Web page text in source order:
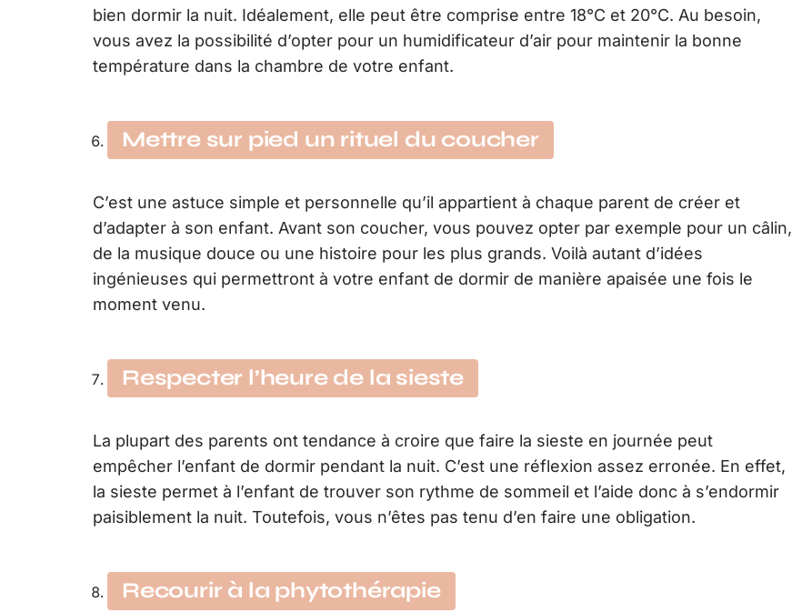
bien dormir la nuit. Idéalement, elle peut être comprise entre 18°C et 20°C. Au besoin,
vous avez la possibilité d’opter pour un humidificateur d’air pour maintenir la bonne
température dans la chambre de votre enfant.
Mettre sur pied un rituel du coucher
C’est une astuce simple et personnelle qu’il appartient à chaque parent de créer et
d’adapter à son enfant. Avant son coucher, vous pouvez opter par exemple pour un câlin,
de la musique douce ou une histoire pour les plus grands. Voilà autant d’idées
ingénieuses qui permettront à votre enfant de dormir de manière apaisée une fois le
moment venu.
Respecter l’heure de la sieste
La plupart des parents ont tendance à croire que faire la sieste en journée peut
empêcher l’enfant de dormir pendant la nuit. C’est une réflexion assez erronée. En effet,
la sieste permet à l’enfant de trouver son rythme de sommeil et l’aide donc à s’endormir
paisiblement la nuit. Toutefois, vous n’êtes pas tenu d’en faire une obligation.
Recourir à la phytothérapie